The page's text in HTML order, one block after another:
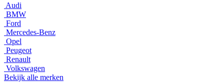
Audi
BMW
Ford
Mercedes-Benz
Opel
Peugeot
Renault
Volkswagen
Bekijk alle merken